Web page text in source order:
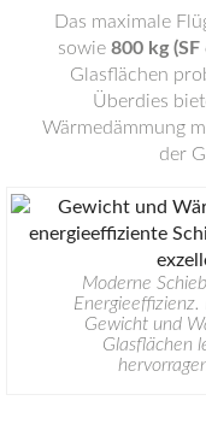
Das maximale
sowie 800 kg (SF
Glasflächen
Überdies
Wärmedämmung
der
Moderne
Gewicht und
Glasflächen